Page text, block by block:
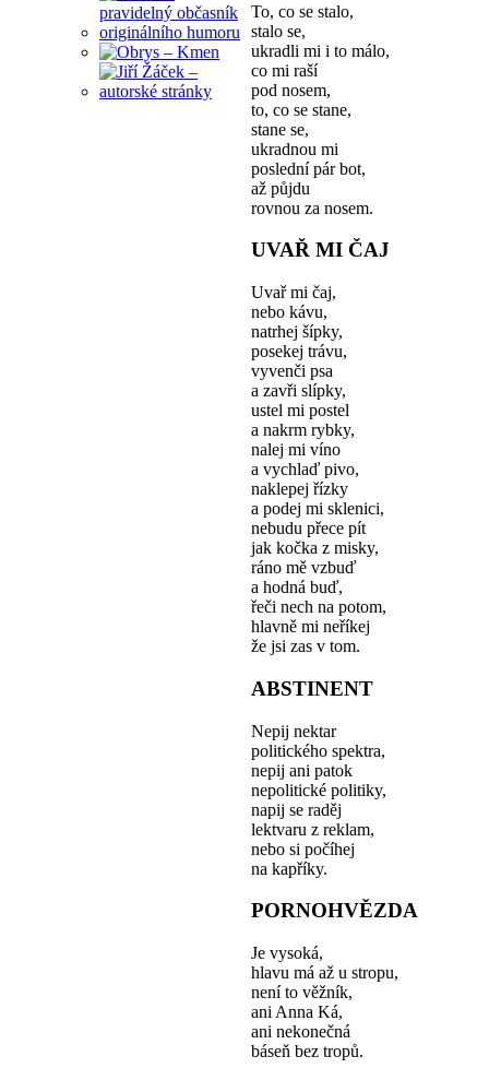
To, co se stalo,
stalo se,
ukradli mi i to málo,
co mi raší
pod nosem,
to, co se stane,
stane se,
ukradnou mi
poslední pár bot,
až půjdu
rovnou za nosem.
UVAŘ MI ČAJ
Uvař mi čaj,
nebo kávu,
natrhej šípky,
posekej trávu,
vyvenči psa
a zavři slípky,
ustel mi postel
a nakrm rybky,
nalej mi víno
a vychlaď pivo,
naklepej řízky
a podej mi sklenici,
nebudu přece pít
jak kočka z misky,
ráno mě vzbuď
a hodná buď,
řeči nech na potom,
hlavně mi neříkej
že jsi zas v tom.
ABSTINENT
Nepij nektar
politického spektra,
nepij ani patok
nepolitické politiky,
napij se raděj
lektvaru z reklam,
nebo si počíhej
na kapříky.
PORNOHVĚZDA
Je vysoká,
hlavu má až u stropu,
není to věžník,
ani Anna Ká,
ani nekonečná
báseň bez tropů.